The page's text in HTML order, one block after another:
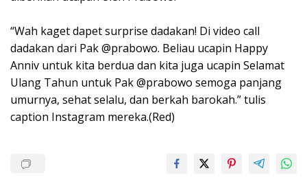
“Wah kaget dapet surprise dadakan! Di video call
dadakan dari Pak @prabowo. Beliau ucapin Happy
Anniv untuk kita berdua dan kita juga ucapin Selamat
Ulang Tahun untuk Pak @prabowo semoga panjang
umurnya, sehat selalu, dan berkah barokah.” tulis
caption Instagram mereka.(Red)